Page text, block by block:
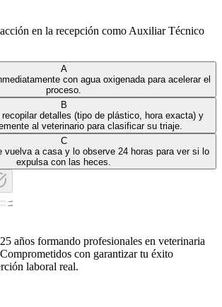
en la recepción como Auxiliar Técnico
A
con agua oxigenada para acelerar el
proceso.
B
detalles (tipo de plástico, hora exacta) y
al veterinario para clasificar su triaje.
C
vuelva a casa y lo observe 24 horas para ver si lo
expulsa con las heces.
años formando profesionales en veterinaria
con garantizar tu éxito
laboral real.